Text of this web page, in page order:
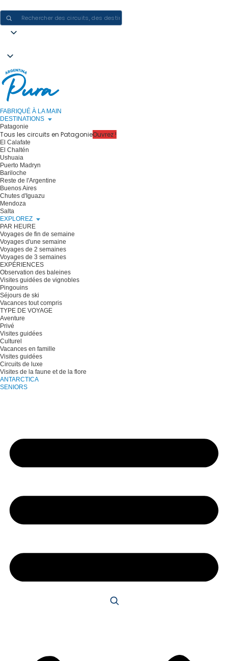
FABRIQUÉ À LA MAIN
DESTINATIONS
Patagonie
Tous les circuits en PatagonieOuvrez !
El Calafate
El Chaltén
Ushuaia
Puerto Madryn
Bariloche
Reste de l'Argentine
Buenos Aires
Chutes d'Iguazu
Mendoza
Salta
EXPLOREZ
PAR HEURE
Voyages de fin de semaine
Voyages d'une semaine
Voyages de 2 semaines
Voyages de 3 semaines
EXPÉRIENCES
Observation des baleines
Visites guidées de vignobles
Pingouins
Séjours de ski
Vacances tout compris
TYPE DE VOYAGE
Aventure
Privé
Visites guidées
Culturel
Vacances en famille
Visites guidées
Circuits de luxe
Visites de la faune et de la flore
ANTARCTICA
SENIORS